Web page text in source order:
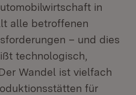
in
alle betroffenen
– und dies
technologisch,
Wandel ist vielfach
für